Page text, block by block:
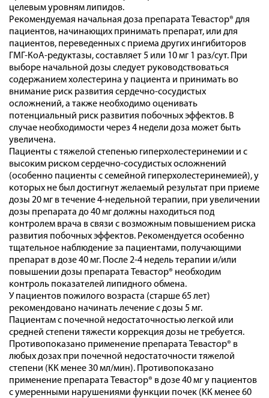
целевым уровням липидов.
Рекомендуемая начальная доза препарата Тевастор® для
пациентов, начинающих принимать препарат, или для
пациентов, переведенных с приема других ингибиторов
ГМГ-КоА-редуктазы, составляет 5 или 10 мг 1 раз/сут. При
выборе начальной дозы следует руководствоваться
содержанием холестерина у пациента и принимать во
внимание риск развития сердечно-сосудистых
осложнений, а также необходимо оценивать
потенциальный риск развития побочных эффектов. В
случае необходимости через 4 недели доза может быть
увеличена.
Пациенты с тяжелой степенью гиперхолестеринемии и с
высоким риском сердечно-сосудистых осложнений
(особенно пациенты с семейной гиперхолестеринемией), у
которых не был достигнут желаемый результат при приеме
дозы 20 мг в течение 4-недельной терапии, при увеличении
дозы препарата до 40 мг должны находиться под
контролем врача в связи с возможным повышением риска
развития побочных эффектов. Рекомендуется особенно
тщательное наблюдение за пациентами, получающими
препарат в дозе 40 мг. После 2-4 недель терапии и/или
повышении дозы препарата Тевастор® необходим
контроль показателей липидного обмена.
У пациентов пожилого возраста (старше 65 лет)
рекомендовано начинать лечение с дозы 5 мг.
Пациентам с почечной недостаточностью легкой или
средней степени тяжести коррекция дозы не требуется.
Противопоказано применение препарата Тевастор® в
любых дозах при почечной недостаточности тяжелой
степени (КК менее 30 мл/мин). Противопоказано
применение препарата Тевастор® в дозе 40 мг у пациентов
с умеренными нарушениями функции почек (КК менее 60